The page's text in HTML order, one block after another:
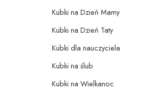
Kubki na Dzień Mamy
Kubki na Dzień Taty
Kubki dla nauczyciela
Kubki na ślub
Kubki na Wielkanoc